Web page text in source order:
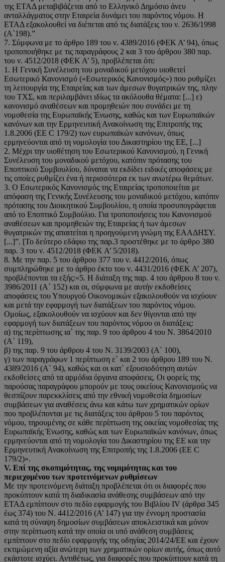
της ΕΤΑΔ μεταβιβάζεται από το Ελληνικό Δημόσιο άνευ
ανταλλάγματος στην Εταιρεία δυνάμει του παρόντος νόμου. Η
ΕΤΑΔ εξακολουθεί να διέπεται από τις διατάξεις του ν. 2636/1998
(Α`198).”
7. Σύμφωνα με το άρθρο 189 του ν. 4389/2016 (ΦΕΚ Α’ 94), όπως
τροποποιήθηκε με τις παραγράφους 2 και 3 του άρθρου 380 παρ.
του ν. 4512/2018 (ΦΕΚ Α’ 5), προβλέπεται ότι:
1. Η Γενική Συνέλευση του μοναδικού μετόχου υιοθετεί
Εσωτερικό Κανονισμό («Εσωτερικός Κανονισμός») που ρυθμίζει
τη λειτουργία της Εταιρείας και των άμεσων θυγατρικών της, πλην
του ΤΧΣ, και περιλαμβάνει ιδίως τα ακόλουθα θέματα: [...] ε)
κανονισμό αναθέσεων και προμηθειών που συνάδει με τη
νομοθεσία της Ευρωπαϊκής Ένωσης, καθώς και των Ευρωπαϊκών
κανόνων και την Ερμηνευτική Ανακοίνωση της Επιτροπής της
1.8.2006 (EE C 179/2) των ευρωπαϊκών κανόνων, όπως
ερμηνεύονται από τη νομολογία του Δικαστηρίου της ΕΕ, [...]
2. Μέχρι την υιοθέτηση του Εσωτερικού Κανονισμού, η Γενική
Συνέλευση του μοναδικού μετόχου, κατόπιν πρότασης του
Εποπτικού Συμβουλίου, δύναται να εκδίδει ειδικές αποφάσεις με
τις οποίες ρυθμίζει ένα ή περισσότερα εκ των ανωτέρω θεμάτων.
3. Ο Εσωτερικός Κανονισμός της Εταιρείας τροποποιείται με
απόφαση της Γενικής Συνέλευσης του μοναδικού μετόχου, κατόπιν
πρότασης του Διοικητικού Συμβουλίου, η οποία προσυπογράφεται
από το Εποπτικό Συμβούλιο. Για τροποποιήσεις του Κανονισμού
αναθέσεων και προμηθειών της Εταιρείας ή των άμεσων
θυγατρικών της απαιτείται η προηγούμενη γνώμη της ΕΑΑΔΗΣΥ.
[...]”. [Το δεύτερο εδάφιο της παρ.3 προστέθηκε με το άρθρο 380
παρ. 3 του ν. 4512/2018 (ΦΕΚ Α’ 5/2018).
8. Με την παρ. 5 του άρθρου 377 του ν. 4412/2016, όπως
συμπληρώθηκε με το άρθρο έκτο του ν. 4431/2016 (ΦΕΚ Α’ 207),
προβλέπονται τα εξής:«5. Η διάταξη της παρ. 4 του άρθρου 8 του ν.
3986/2011 (Α` 152) και οι, σύμφωνα με αυτήν εκδοθείσες
αποφάσεις του Υπουργού Οικονομικών εξακολουθούν να ισχύουν
και μετά την εφαρμογή των διατάξεων του παρόντος νόμου.
Ομοίως, εξακολουθούν να ισχύουν και δεν θίγονται από την
εφαρμογή των διατάξεων του παρόντος νόμου οι διατάξεις:
α) της περίπτωσης ια` της παρ. 9 του άρθρου 4 του Ν. 3864/2010
(Α` 119),
β) της παρ. 9 του άρθρου 4 του Ν. 3139/2003 (Α` 100),
γ) των παραγράφων 1 περίπτωση ε` και 2 του άρθρου 189 του Ν.
4389/2016 (Α` 94), καθώς και οι κατ` εξουσιοδότηση αυτών
εκδοθείσες από τα αρμόδια όργανα αποφάσεις. Οι φορείς της
παρούσας παραγράφου μπορούν με τους οικείους Κανονισμούς να
θεσπίζουν παρεκκλίσεις από την εθνική νομοθεσία δημοσίων
συμβάσεων για αναθέσεις άνω και κάτω των χρηματικών ορίων
που προβλέπονται με τις διατάξεις του άρθρου 5 του παρόντος
νόμου, τηρουμένης σε κάθε περίπτωση της οικείας νομοθεσίας της
Ευρωπαϊκής Ένωσης, καθώς και των Ευρωπαϊκών κανόνων, όπως
ερμηνεύονται από τη νομολογία του Δικαστηρίου της ΕΕ και την
Ερμηνευτική Ανακοίνωση της Επιτροπής της 1.8.2006 (EE C
179/2)».
V. Επί της σκοπιμότητας, της νομιμότητας και του
περιεχομένου των προτεινόμενων ρυθμίσεων
Με την προτεινόμενη διάταξη προβλέπεται ότι οι διαφορές που
προκύπτουν κατά τη διαδικασία ανάθεσης συμβάσεων από την
ΕΤΑΔ εμπίπτουν στο πεδίο εφαρμογής του Βιβλίου IV (άρθρα 345
έως 374) του Ν. 4412/2016 (Α’ 147) για την έννομη προστασία
κατά τη σύναψη δημοσίων συμβάσεων αποκλειστικά και μόνον
στην περίπτωση κατά την οποία οι υπό ανάθεση συμβάσεις
εμπίπτουν στο πεδίο εφαρμογής της οδηγίας 2014/24/ΕΕ και έχουν
εκτιμώμενη αξία ανώτερη των χρηματικών ορίων αυτής, όπως αυτό
εκάστοτε ισχύει. Αντιθέτως, για διαφορές που προκύπτουν κατά τη